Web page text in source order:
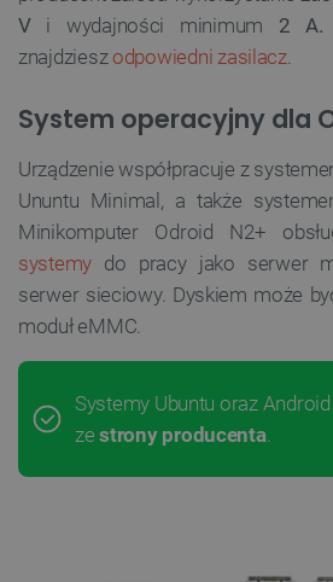
Vi wydajności minimum 2 A.
znajdziesz odpowiedni zasilacz.
System operacyjny dla
Urządzenie współpracuje z
Ununtu Minimal, a także
Minikomputer Odroid N2+
systemy do pracy jako serwer
serwer sieciowy. Dyskiem może
moduł eMMC.
Systemy Ubuntu oraz
zestrony producenta.